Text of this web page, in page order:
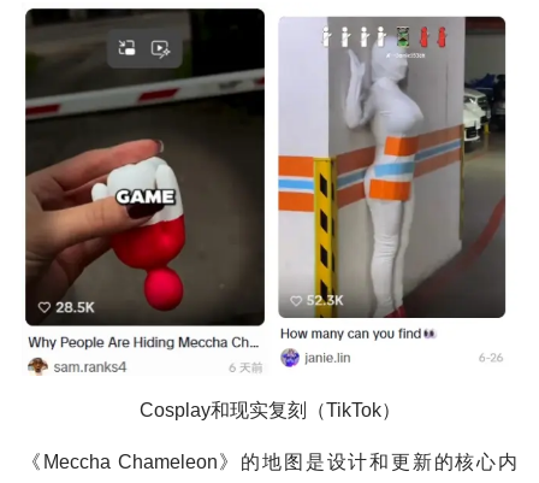
Cosplay和现实复刻（TikTok）
《Meccha Chameleon》的地图是设计和更新的核心内